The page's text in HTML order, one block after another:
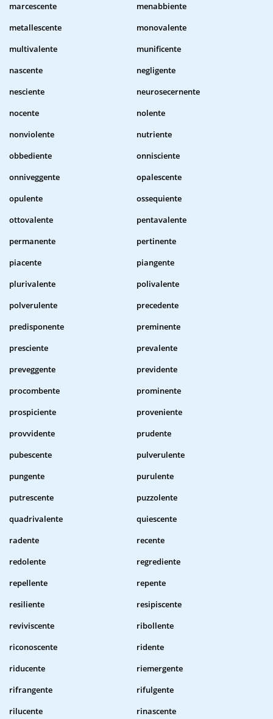
marcescente
menabbiente
metallescente
monovalente
multivalente
munificente
nascente
negligente
nesciente
neurosecernente
nocente
nolente
nonviolente
nutriente
obbediente
onnisciente
onniveggente
opalescente
opulente
ossequiente
ottovalente
pentavalente
permanente
pertinente
piacente
piangente
plurivalente
polivalente
polverulente
precedente
predisponente
preminente
presciente
prevalente
preveggente
previdente
procombente
prominente
prospiciente
proveniente
provvidente
prudente
pubescente
pulverulente
pungente
purulente
putrescente
puzzolente
quadrivalente
quiescente
radente
recente
redolente
regrediente
repellente
repente
resiliente
resipiscente
reviviscente
ribollente
riconoscente
ridente
riducente
riemergente
rifrangente
rifulgente
rilucente
rinascente